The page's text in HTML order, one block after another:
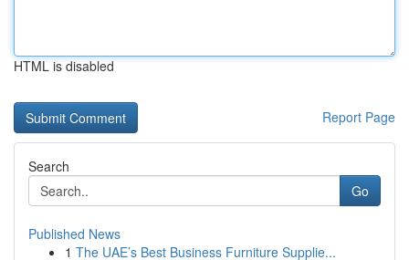
HTML is disabled
Report Page
Search
Go
Published News
1 The UAE’s Best Business Furniture Supplie...